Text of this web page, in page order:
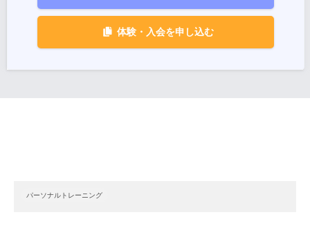
体験・入会を申し込む
パーソナルトレーニング